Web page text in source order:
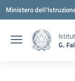
Vai ai contenuti
Vai al menu di
Vai al footer
Ministero
G.